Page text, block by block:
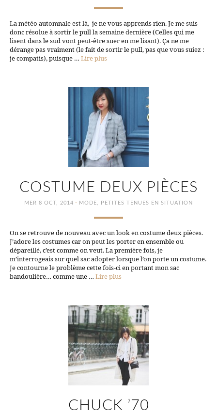
La météo automnale est là, je ne vous apprends rien. Je me suis
donc résolue à sortir le pull la semaine dernière (Celles qui me
lisent dans le sud vont peut-être suer en me lisant). Ça ne me
dérange pas vraiment (le fait de sortir le pull, pas que vous suiez :
je compatis), puisque … Lire plus
COSTUME DEUX PIÈCES
MER 8 OCT, 2014 · MODE PETITES TENUES EN SITUATION
On se retrouve de nouveau avec un look en costume deux pièces.
J’adore les costumes car on peut les porter en ensemble ou
dépareillé, c’est comme on veut. La première fois, je
m’interrogeais sur quel sac adopter lorsque l’on porte un costume.
Je contourne le problème cette fois-ci en portant mon sac
bandoulière… comme une … Lire plus
CHUCK ’70